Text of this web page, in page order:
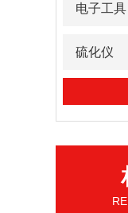
电子工具
硫化仪